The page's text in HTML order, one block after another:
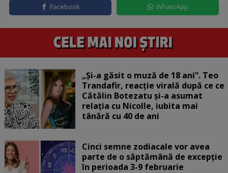
Facebook WhatsApp
„Și-a găsit o muză de 18 ani”. Teo
Trandafir, reacție virală după ce ce
Cătălin Botezatu și-a asumat
relația cu Nicolle, iubita mai
tânără cu 40 de ani
Cinci semne zodiacale vor avea
parte de o săptămână de excepție
în perioada 3-9 februarie